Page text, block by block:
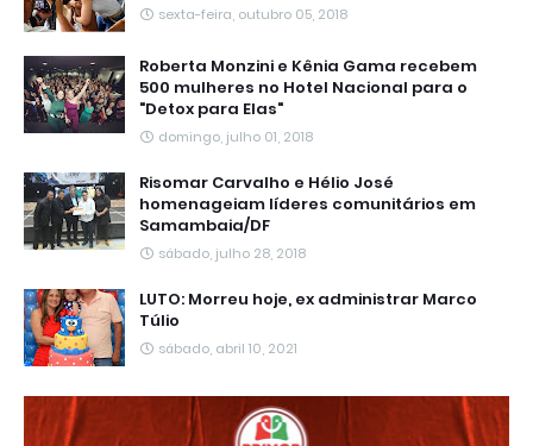
sexta-feira, outubro 05, 2018
Roberta Monzini e Kênia Gama recebem
500 mulheres no Hotel Nacional para o
"Detox para Elas"
domingo, julho 01, 2018
Risomar Carvalho e Hélio José
homenageiam líderes comunitários em
Samambaia/DF
sábado, julho 28, 2018
LUTO: Morreu hoje, ex administrar Marco
Túlio
sábado, abril 10, 2021